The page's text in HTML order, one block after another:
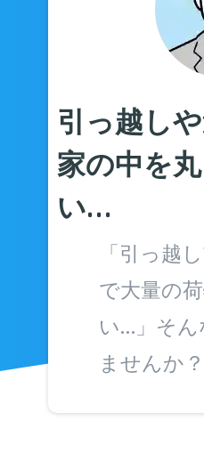
引っ越しや
家の中を
い…
「引っ越
で大量の
い…」そん
ませんか？